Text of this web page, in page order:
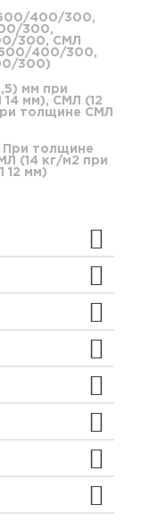
400/300,
300,
300, СМЛ
400/300,
300)
мм при
мм), СМЛ (12
толщине СМЛ
При толщине
(14 кг/м2 при
12 мм)